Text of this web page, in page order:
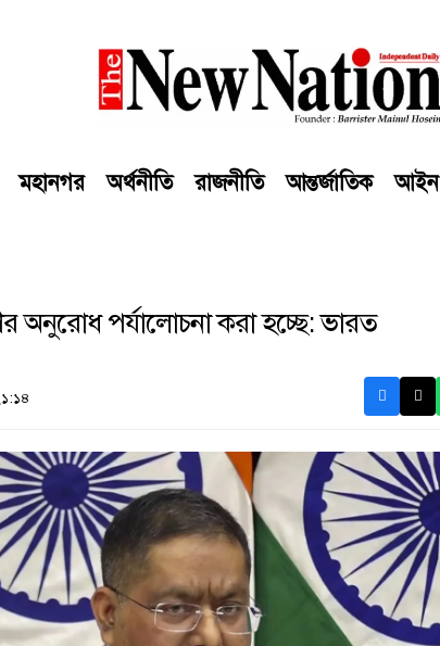
মহানগর অর্থনীতি রাজনীতি আন্তর্জাতিক আইন
অনুরোধ পর্যালোচনা করা হচ্ছে: ভারত